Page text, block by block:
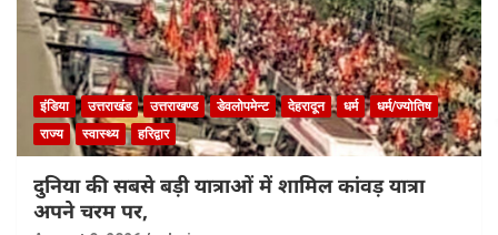
इंडिया उत्तराखंड उत्तराखण्ड डेवलोपमेन्ट देहरादून धर्म
धर्म/ज्योतिष
राज्य
स्वास्थ्य हरिद्वार
दुनिया की सबसे बड़ी यात्राओं में शामिल कांवड़ यात्रा
अपने चरम पर,